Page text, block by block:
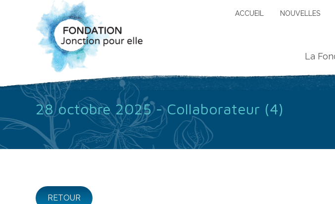
ACCUEIL NOUVELLES
La
28 octobre 2025 - Collaborateur (4)
RETOUR